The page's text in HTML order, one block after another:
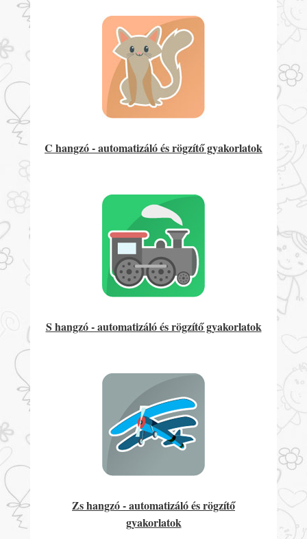
C hangzó - automatizáló és rögzítő gyakorlatok
S hangzó - automatizáló és rögzítő gyakorlatok
Zs hangzó - automatizáló és rögzítő
gyakorlatok